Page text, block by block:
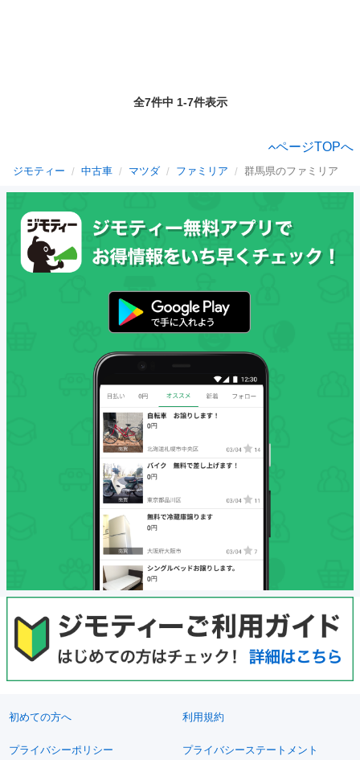
全7件中 1-7件表示
ページTOPへ
ジモティー 中古車 マツダ ファミリア 群馬県のファミリア
初めての方へ 利用規約
プライバシーポリシー プライバシーステートメント